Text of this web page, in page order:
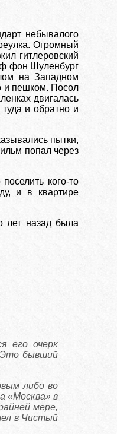
небывалого
Огромный
гитлеровский
фон Шуленбург
на Западном
и пешком. Посол
двигалась
и обратно и
пытки,
попал через
кого-то
и в квартире
лет назад была
его очерк
Это бывший
либо во
«Москва» в
мере,
в Чистый